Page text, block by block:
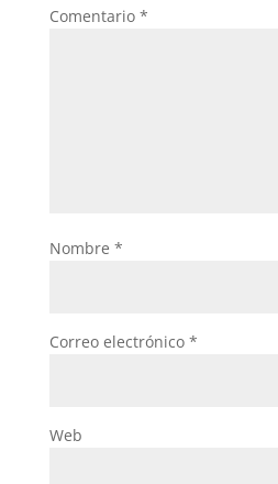
Comentario *
Nombre *
Correo electrónico *
Web